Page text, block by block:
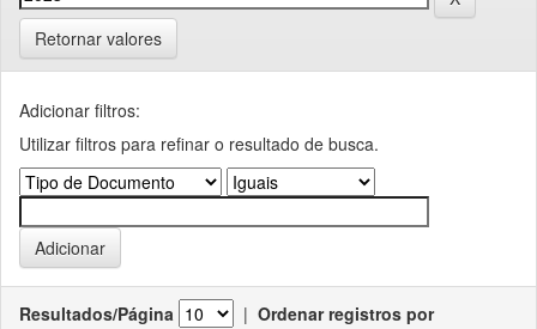
Retornar valores
Adicionar filtros:
Utilizar filtros para refinar o resultado de busca.
Resultados/Página | Ordenar registros por